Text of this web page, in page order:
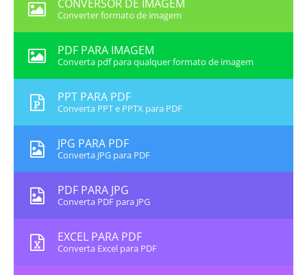
CONVERSOR DE IMAGEM
Converter formato de imagem
PDF PARA IMAGEM
Converta pdf para qualquer formato de imagem
PPT PARA PDF
Converta PPT e PPTX para PDF
JPG PARA PDF
Converta JPG para PDF
PDF PARA JPG
Converta PDF para JPG
EXCEL PARA PDF
Converta Excel para PDF